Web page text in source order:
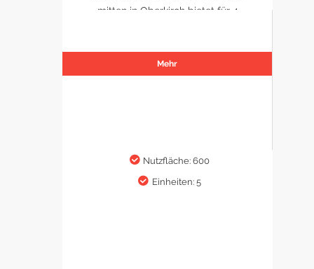
mitten in Oberkirch bietet für 4
Mehr
Nutzfläche: 600
Einheiten: 5